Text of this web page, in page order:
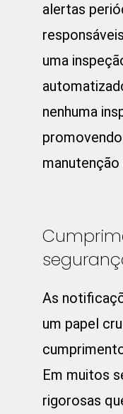
alertas
uma
nenhuma
manutenção
As
um papel
Em muitos
rigorosas